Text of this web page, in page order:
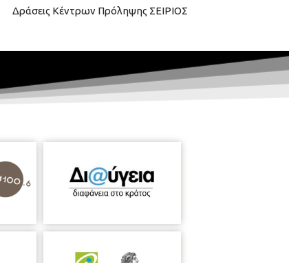
Δράσεις Κέντρων Πρόληψης ΣΕΙΡΙΟΣ